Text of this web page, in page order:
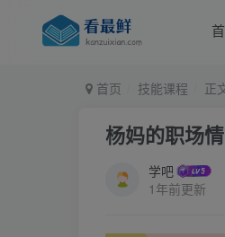
首页 技能课程 正
杨妈的职场
学吧
1年前更新